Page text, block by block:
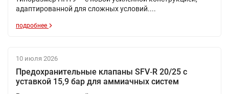
адаптированной для сложных условий....
подробнее
10 июля 2026
Предохранительные клапаны SFV‑R 20/25 с
уставкой 15,9 бар для аммиачных систем